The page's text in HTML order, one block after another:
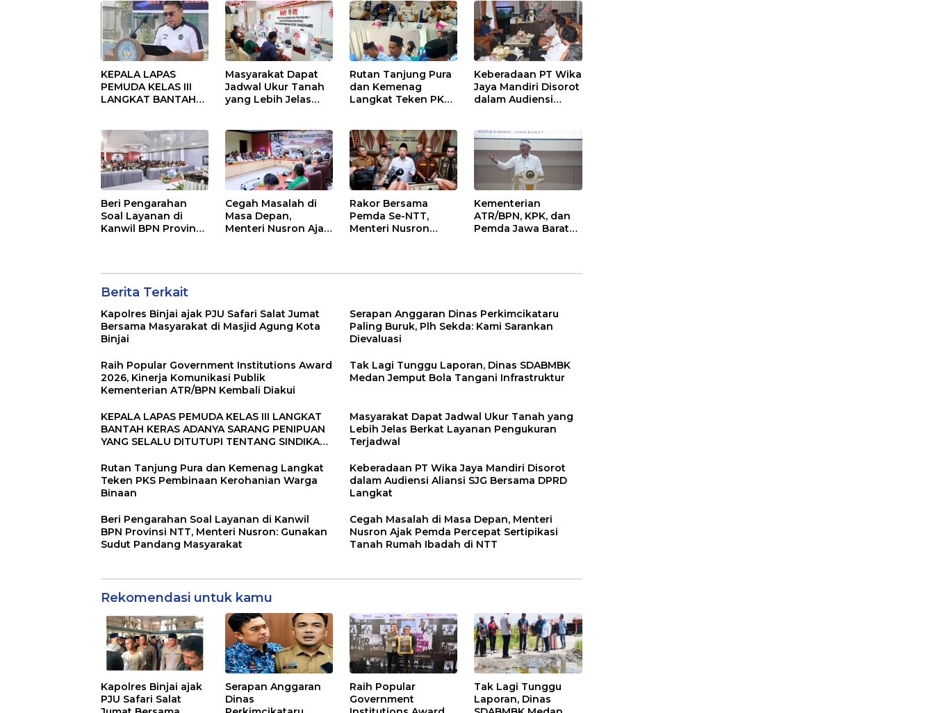
Sarankan Dievaluasi
Kementerian
ATR/BPN Kembali
Diakui
Infrastruktur
KEPALA LAPAS
PEMUDA KELAS III
LANGKAT BANTAH
YANG SELALU
DITUTUPI TENTANG
SINDIKAT PENIPU
PENJUALAN EMAS
Masyarakat Dapat
Jadwal Ukur Tanah
yang Lebih Jelas
Terjadwal
Rutan Tanjung Pura
dan Kemenag
Langkat Teken PKS
Binaan
Keberadaan PT Wika
Jaya Mandiri Disorot
dalam Audiensi
Beri Pengarahan
Soal Layanan di
Kanwil BPN Provinsi
Masyarakat
Cegah Masalah di
Masa Depan,
Menteri Nusron Ajak
NTT
Rakor Bersama
Pemda Se-NTT,
Menteri Nusron
Transformasi
Kementerian
ATR/BPN, KPK, dan
Pemda Jawa Barat
Korupsi serta
Berita Terkait
Kapolres Binjai ajak PJU Safari Salat Jumat
Bersama Masyarakat di Masjid Agung Kota
Binjai
Serapan Anggaran Dinas Perkimcikataru
Paling Buruk, Plh Sekda: Kami Sarankan
Dievaluasi
Raih Popular Government Institutions Award
2026, Kinerja Komunikasi Publik
Kementerian ATR/BPN Kembali Diakui
Tak Lagi Tunggu Laporan, Dinas SDABMBK
Medan Jemput Bola Tangani Infrastruktur
KEPALA LAPAS PEMUDA KELAS III LANGKAT
BANTAH KERAS ADANYA SARANG PENIPUAN
YANG SELALU DITUTUPI TENTANG SINDIKAT
Masyarakat Dapat Jadwal Ukur Tanah yang
Lebih Jelas Berkat Layanan Pengukuran
Terjadwal
Rutan Tanjung Pura dan Kemenag Langkat
Teken PKS Pembinaan Kerohanian Warga
Binaan
Keberadaan PT Wika Jaya Mandiri Disorot
dalam Audiensi Aliansi SJG Bersama DPRD
Langkat
Beri Pengarahan Soal Layanan di Kanwil
BPN Provinsi NTT, Menteri Nusron: Gunakan
Sudut Pandang Masyarakat
Cegah Masalah di Masa Depan, Menteri
Nusron Ajak Pemda Percepat Sertipikasi
Tanah Rumah Ibadah di NTT
Rekomendasi untuk kamu
Kapolres Binjai ajak
PJU Safari Salat
Serapan Anggaran
Dinas
Raih Popular
Government
Tak Lagi Tunggu
Laporan, Dinas